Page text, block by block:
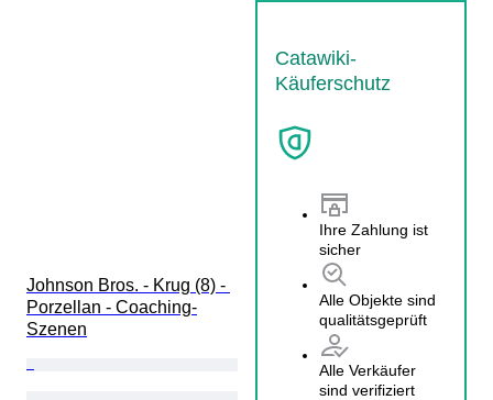
Johnson Bros. - Krug (8) -
Porzellan - Coaching-
Szenen
Catawiki-
Käuferschutz
Ihre Zahlung ist
sicher
Alle Objekte sind
qualitätsgeprüft
Alle Verkäufer
sind verifiziert